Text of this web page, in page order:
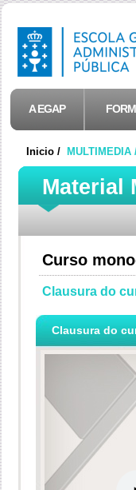
A EGAP
Inicio / MULTIMEDIA
Material
Curso
Clausura do
Clausura do